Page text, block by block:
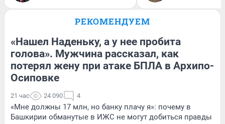
РЕКОМЕНДУЕМ
«Нашел Наденьку, а у нее пробита
голова». Мужчина рассказал, как
потерял жену при атаке БПЛА в Архипо-
Осиповке
21 час 24 090 4
«Мне должны 17 млн, но банку плачу я»: почему в
Башкирии обманутые в ИЖС не могут добиться правды